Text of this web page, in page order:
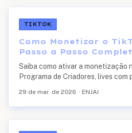
TIKTOK
Como Monetizar o
Passo a Passo
Saiba como ativar a monetização
Programa de Criadores, lives com
29 de mar. de 2026 · ENJAI